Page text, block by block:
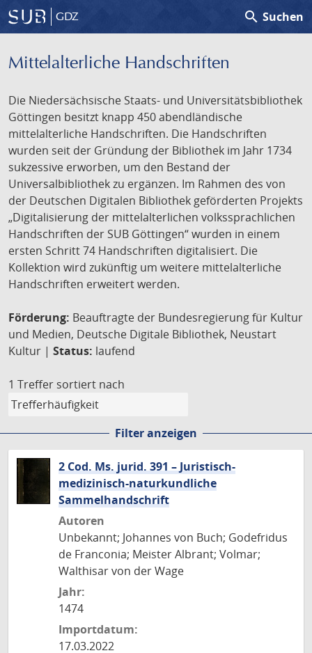
GDZ search Suchen
Mittelalterliche Handschriften
Die Niedersächsische Staats- und Universitätsbibliothek
Göttingen besitzt knapp 450 abendländische
mittelalterliche Handschriften. Die Handschriften
wurden seit der Gründung der Bibliothek im Jahr 1734
sukzessive erworben, um den Bestand der
Universalbibliothek zu ergänzen. Im Rahmen des von
der Deutschen Digitalen Bibliothek geförderten Projekts
„Digitalisierung der mittelalterlichen volkssprachlichen
Handschriften der SUB Göttingen“ wurden in einem
ersten Schritt 74 Handschriften digitalisiert. Die
Kollektion wird zukünftig um weitere mittelalterliche
Handschriften erweitert werden.
Förderung: Beauftragte der Bundesregierung für Kultur
und Medien, Deutsche Digitale Bibliothek, Neustart
Kultur | Status: laufend
1 Treffer sortiert nach
Filter anzeigen
2 Cod. Ms. jurid. 391 – Juristisch-
medizinisch-naturkundliche
Sammelhandschrift
Autoren
Unbekannt; Johannes von Buch; Godefridus
de Franconia; Meister Albrant; Volmar;
Walthisar von der Wage
Jahr:
1474
Importdatum:
17.03.2022